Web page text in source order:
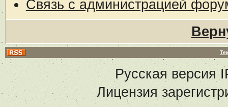
Связь с администрацией
Русская версия
Лицензия